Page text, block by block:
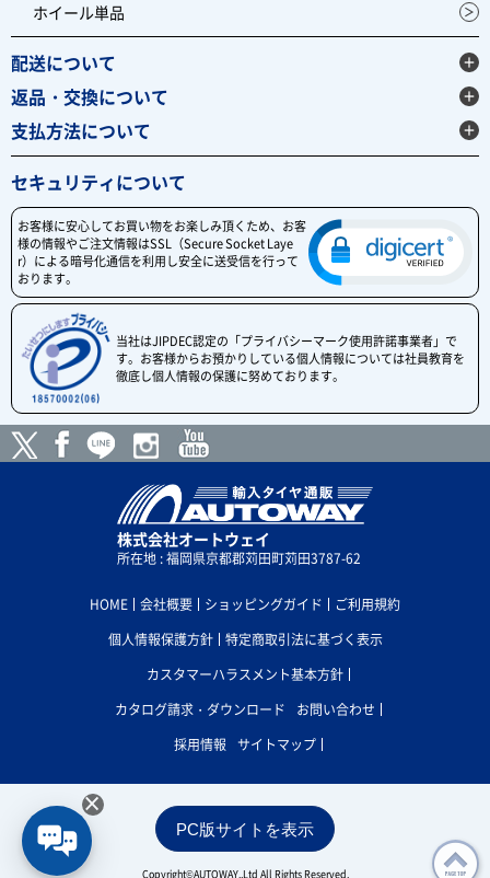
ホイール単品
配送について
返品・交換について
支払方法について
セキュリティについて
お客様に安心してお買い物をお楽しみ頂くため、お客
様の情報やご注文情報はSSL（Secure Socket Laye
r）による暗号化通信を利用し安全に送受信を行って
おります。
当社はJIPDEC認定の「プライバシーマーク使用許諾事業者」で
す。お客様からお預かりしている個人情報については社員教育を
徹底し個人情報の保護に努めております。
株式会社オートウェイ
所在地 : 福岡県京都郡苅田町苅田3787-62
HOME 会社概要 ショッピングガイド
ご利用規約
個人情報保護方針
特定商取引法に基づく表示
カスタマーハラスメント基本方針
カタログ請求・ダウンロード
お問い合わせ
採用情報
サイトマップ
PC版サイトを表示
Copyright©AUTOWAY.,Ltd All Rights Reserved.
×